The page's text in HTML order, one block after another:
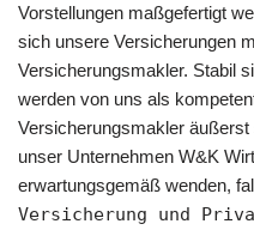
Vorstellungen maßgefertigt
sich unsere Versicherungen
Versicherungsmakler. Stabil
werden von uns als
Versicherungsmakler
unser Unternehmen W&K
erwartungsgemäß wenden,
Versicherung und